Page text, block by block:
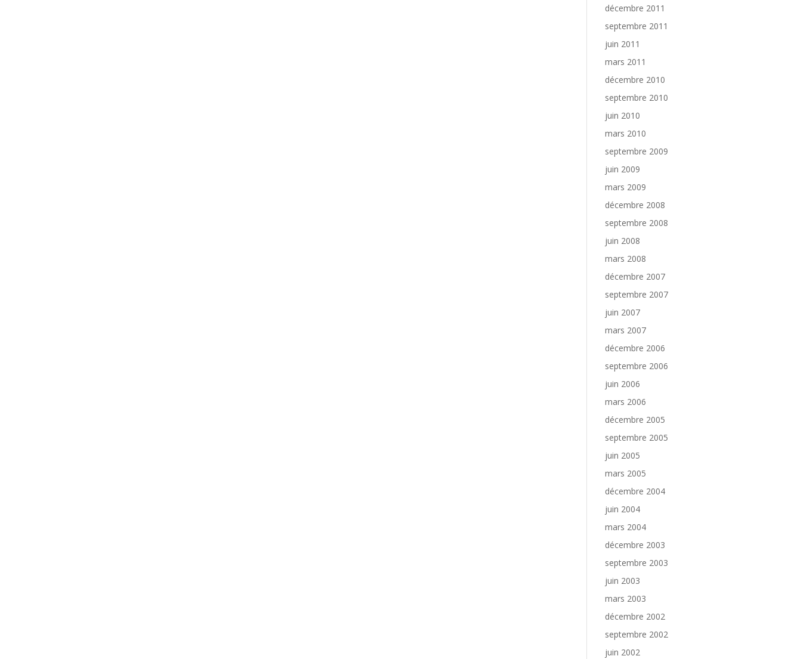
décembre 2011
septembre 2011
juin 2011
mars 2011
décembre 2010
septembre 2010
juin 2010
mars 2010
septembre 2009
juin 2009
mars 2009
décembre 2008
septembre 2008
juin 2008
mars 2008
décembre 2007
septembre 2007
juin 2007
mars 2007
décembre 2006
septembre 2006
juin 2006
mars 2006
décembre 2005
septembre 2005
juin 2005
mars 2005
décembre 2004
juin 2004
mars 2004
décembre 2003
septembre 2003
juin 2003
mars 2003
décembre 2002
septembre 2002
juin 2002